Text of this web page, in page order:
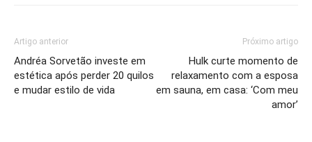
Artigo anterior
Andréa Sorvetão investe em
estética após perder 20 quilos
e mudar estilo de vida
Próximo artigo
Hulk curte momento de
relaxamento com a esposa
em sauna, em casa: ‘Com meu
amor’